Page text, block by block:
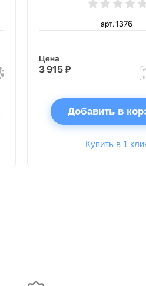
арт. 1376
Цена
3 915 ₽
Добавить в
Купить в 1